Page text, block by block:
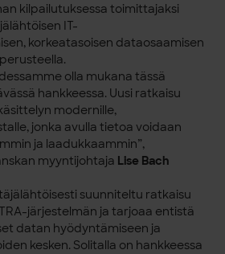
kilpailutuksessa toimittajaksi
IT-
korkeatasoisen dataosaamisen
olla mukana tässä
hankkeessa. Uusi ratkaisu
modernille,
jonka avulla tietoa voidaan
ja laadukkaammin”,
myyntijohtaja Lise Bach
suunniteltu ratkaisu
järjestelmän ja tarjoaa entistä
datan hyödyntämiseen ja
kesken. Solitalla on hankkeessa